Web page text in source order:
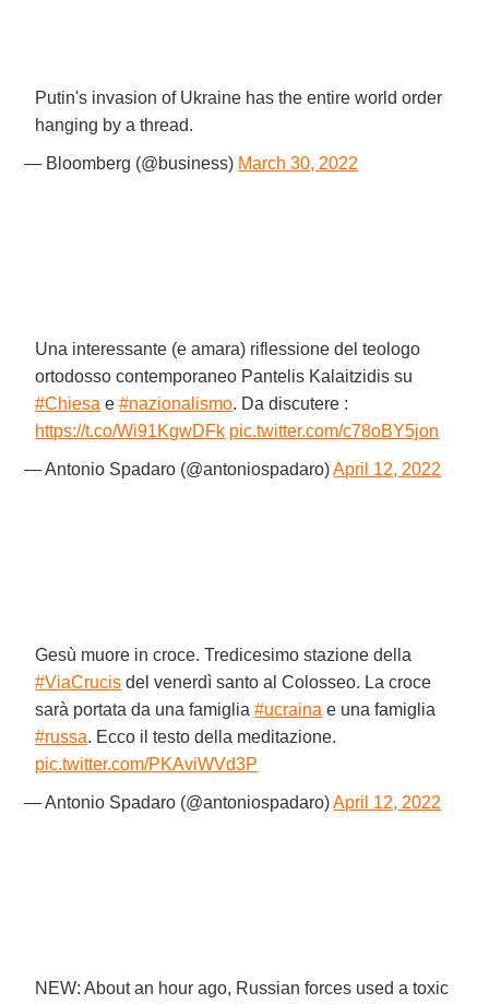
Putin's invasion of Ukraine has the entire world order
hanging by a thread.
— Bloomberg (@business) March 30, 2022
Una interessante (e amara) riflessione del teologo
ortodosso contemporaneo Pantelis Kalaitzidis su
#Chiesa e#nazionalismo. Da discutere :
https://t.co/Wi91KgwDFk pic.twitter.com/c78oBY5jon
— Antonio Spadaro (@antoniospadaro)April 12, 2022
Gesù muore in croce. Tredicesimo stazione della
#ViaCrucis del venerdì santo al Colosseo. La croce
sarà portata da una famiglia#ucraina e una famiglia
#russa. Ecco il testo della meditazione.
pic.twitter.com/PKAviWVd3P
— Antonio Spadaro (@antoniospadaro)April 12, 2022
NEW: About an hour ago, Russian forces used a toxic